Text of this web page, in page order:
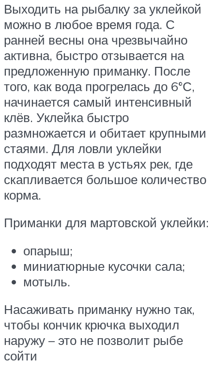
Выходить на рыбалку за уклейкой
можно в любое время года. С
ранней весны она чрезвычайно
активна, быстро отзывается на
предложенную приманку. После
того, как вода прогрелась до 6°С,
начинается самый интенсивный
клёв. Уклейка быстро
размножается и обитает крупными
стаями. Для ловли уклейки
подходят места в устьях рек, где
скапливается большое количество
корма.
Приманки для мартовской уклейки:
опарыш;
миниатюрные кусочки сала;
мотыль.
Насаживать приманку нужно так,
чтобы кончик крючка выходил
наружу – это не позволит рыбе
сойти